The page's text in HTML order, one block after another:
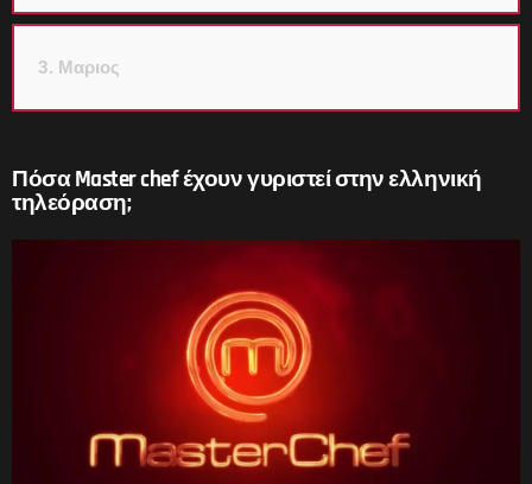
3. Μαριος
Πόσα Master chef έχουν γυριστεί στην ελληνική
τηλεόραση;